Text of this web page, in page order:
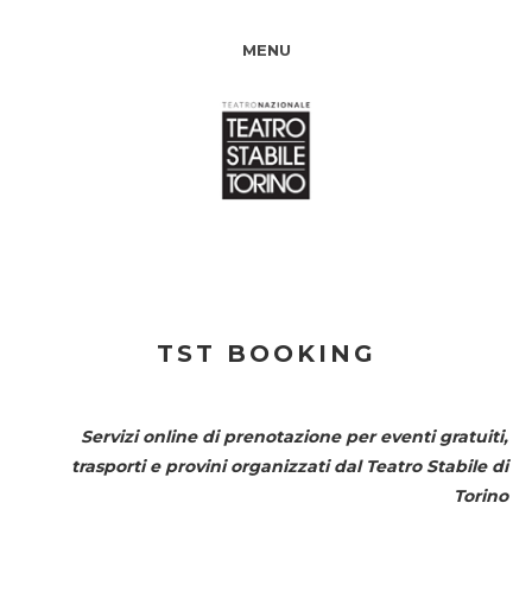
MENU
TST BOOKING
Servizi online di prenotazione per eventi gratuiti,
trasporti e provini organizzati dal Teatro Stabile di
Torino